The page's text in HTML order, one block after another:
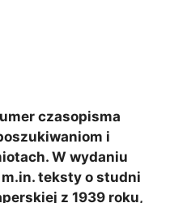
czasopisma
i
W wydaniu
teksty o studni
z 1939 roku,